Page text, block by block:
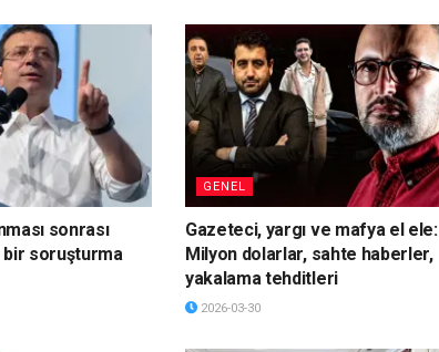
sonrası
bir soruşturma
GENEL
Gazeteci, yargı ve mafya el ele:
Milyon dolarlar, sahte haberler,
yakalama tehditleri
2026-03-30